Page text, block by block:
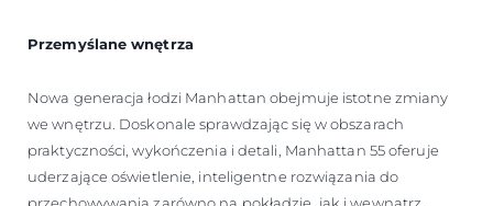
Przemyślane wnętrza
Nowa generacja łodzi Manhattan obejmuje istotne zmiany
we wnętrzu. Doskonale sprawdzając się w obszarach
praktyczności, wykończenia i detali, Manhattan 55 oferuje
uderzające oświetlenie, inteligentne rozwiązania do
przechowywania zarówno na pokładzie, jak i wewnątrz,